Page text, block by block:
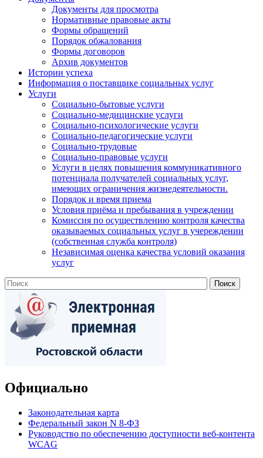
Документы для просмотра
Нормативные правовые акты
Формы обращений
Порядок обжалования
Формы договоров
Архив документов
Истории успеха
Информация о поставщике социальных услуг
Услуги
Социально-бытовые услуги
Социально-медицинские услуги
Социально-психологические услуги
Социально-педагогические услуги
Социально-трудовые
Социально-правовые услуги
Услуги в целях повышения коммуникативного
потенциала получателей социальных услуг,
имеющих ограничения жизнедеятельности.
Порядок и время приема
Условия приёма и пребывания в учреждении
Комиссия по осуществлению контроля качества
оказываемых социальных услуг в учереждении
(собственная служба контроля)
Независимая оценка качества условий оказания
услуг
Официально
Законодательная карта
Федеральный закон N 8-ФЗ
Руководство по обеспечению доступности веб-контента
WCAG